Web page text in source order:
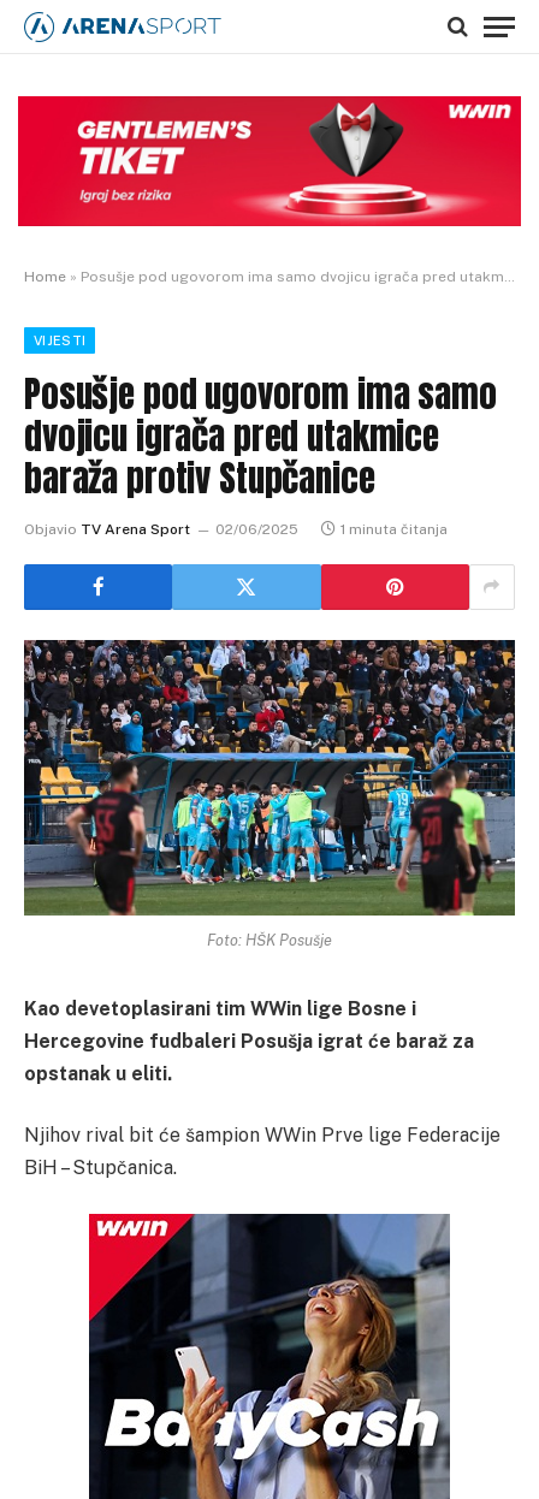
Home » Posušje pod ugovorom ima samo dvojicu igrača pred utakmice baraža protiv Stupčanice
VIJESTI
Posušje pod ugovorom ima samo
dvojicu igrača pred utakmice
baraža protiv Stupčanice
Objavio TV Arena Sport 02/06/2025 1 minuta čitanja
Foto: HŠK Posušje
Kao devetoplasirani tim WWin lige Bosne i
Hercegovine fudbaleri Posušja igrat će baraž za
opstanak u eliti.
Njihov rival bit će šampion WWin Prve lige Federacije
BiH – Stupčanica.